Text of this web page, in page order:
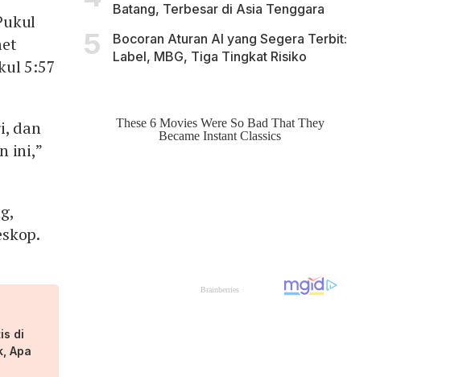
5:57
dan
ini,”
di
Apa
Batang, Terbesar di Asia Tenggara
Bocoran Aturan AI yang Segera Terbit:
Label, MBG, Tiga Tingkat Risiko